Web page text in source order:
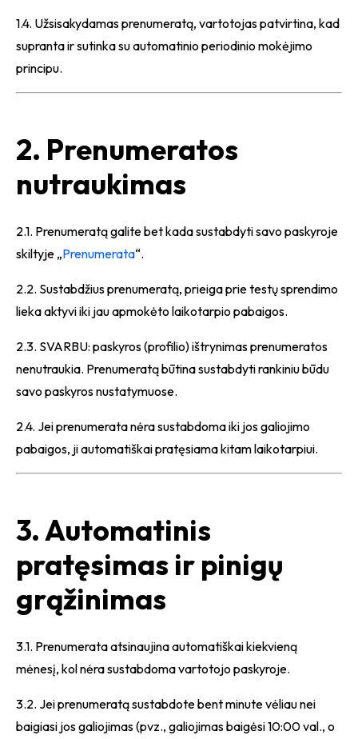
1.4. Užsisakydamas prenumeratą, vartotojas patvirtina, kad
supranta ir sutinka su automatinio periodinio mokėjimo
principu.
2. Prenumeratos
nutraukimas
2.1. Prenumeratą galite bet kada sustabdyti savo paskyroje
skiltyje „Prenumerata“.
2.2. Sustabdžius prenumeratą, prieiga prie testų sprendimo
lieka aktyvi iki jau apmokėto laikotarpio pabaigos.
2.3. SVARBU: paskyros (profilio) ištrynimas prenumeratos
nenutraukia. Prenumeratą būtina sustabdyti rankiniu būdu
savo paskyros nustatymuose.
2.4. Jei prenumerata nėra sustabdoma iki jos galiojimo
pabaigos, ji automatiškai pratęsiama kitam laikotarpiui.
3. Automatinis
pratęsimas ir pinigų
grąžinimas
3.1. Prenumerata atsinaujina automatiškai kiekvieną
mėnesį, kol nėra sustabdoma vartotojo paskyroje.
3.2. Jei prenumeratą sustabdote bent minute vėliau nei
baigiasi jos galiojimas (pvz., galiojimas baigėsi 10:00 val., o